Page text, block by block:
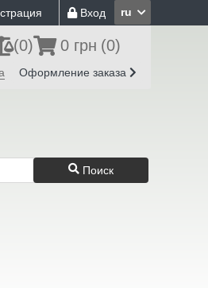
ru
Вход
(0) 0 грн (0)
Оформление заказа
Поиск